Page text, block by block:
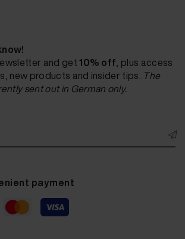
and get10% off, plus access
new products and insider tips. The
sent out in German only.
payment